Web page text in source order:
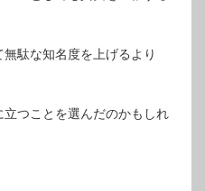
駄な知名度を上げるより
つことを選んだのかもしれ